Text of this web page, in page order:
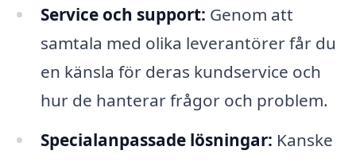
Service och support: Genom att
samtala med olika leverantörer får du
en känsla för deras kundservice och
hur de hanterar frågor och problem.
Specialanpassade lösningar: Kanske